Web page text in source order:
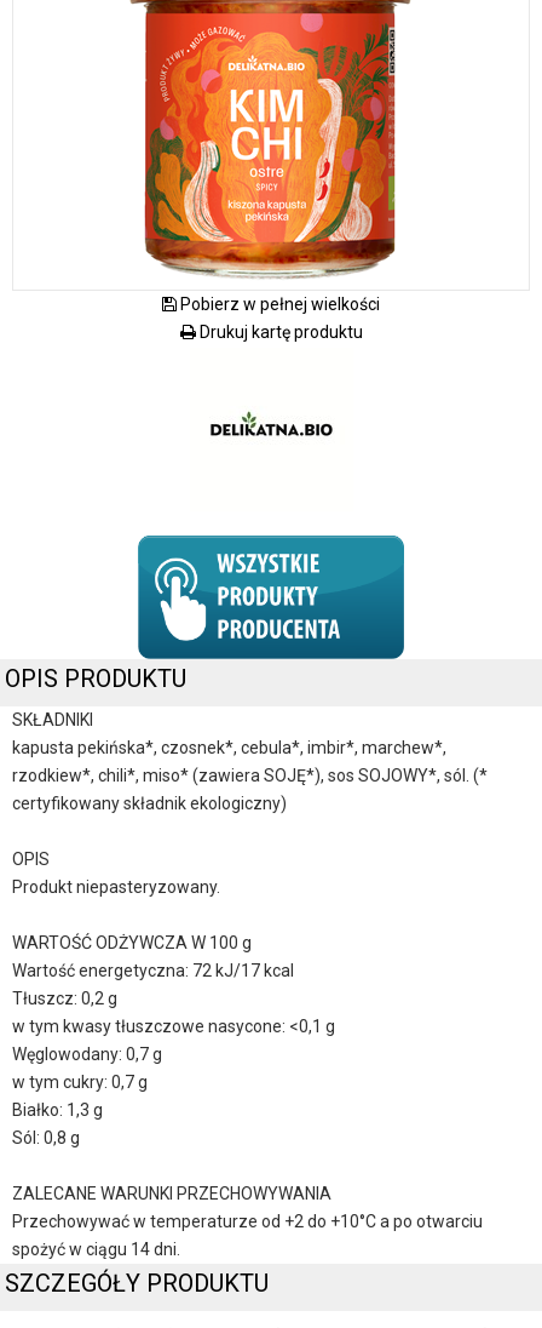
Pobierz w pełnej wielkości
Drukuj kartę produktu
OPIS PRODUKTU
SKŁADNIKI
kapusta pekińska*, czosnek*, cebula*, imbir*, marchew*,
rzodkiew*, chili*, miso* (zawiera SOJĘ*), sos SOJOWY*, sól. (*
certyfikowany składnik ekologiczny)
OPIS
Produkt niepasteryzowany.
WARTOŚĆ ODŻYWCZA W 100 g
Wartość energetyczna: 72 kJ/17 kcal
Tłuszcz: 0,2 g
w tym kwasy tłuszczowe nasycone: <0,1 g
Węglowodany: 0,7 g
w tym cukry: 0,7 g
Białko: 1,3 g
Sól: 0,8 g
ZALECANE WARUNKI PRZECHOWYWANIA
Przechowywać w temperaturze od +2 do +10°C a po otwarciu
spożyć w ciągu 14 dni.
SZCZEGÓŁY PRODUKTU